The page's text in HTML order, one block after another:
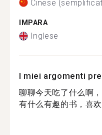
Cinese
IMPARA
Inglese
I miei argomenti
聊聊今天吃了什么啊
有什么有趣的书，喜